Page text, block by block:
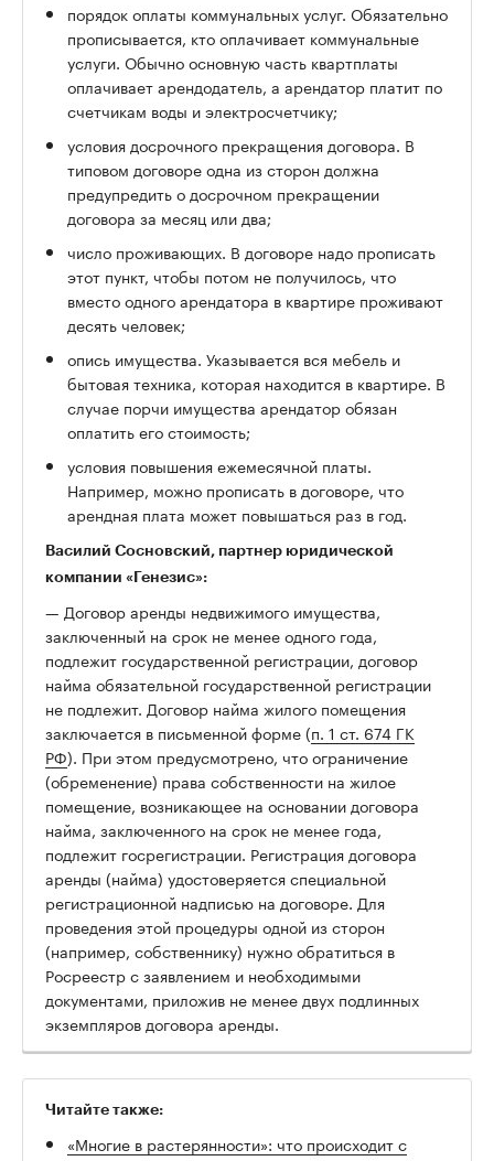
порядок оплаты коммунальных услуг. Обязательно
прописывается, кто оплачивает коммунальные
услуги. Обычно основную часть квартплаты
оплачивает арендодатель, а арендатор платит по
счетчикам воды и электросчетчику;
условия досрочного прекращения договора. В
типовом договоре одна из сторон должна
предупредить о досрочном прекращении
договора за месяц или два;
число проживающих. В договоре надо прописать
этот пункт, чтобы потом не получилось, что
вместо одного арендатора в квартире проживают
десять человек;
опись имущества. Указывается вся мебель и
бытовая техника, которая находится в квартире. В
случае порчи имущества арендатор обязан
оплатить его стоимость;
условия повышения ежемесячной платы.
Например, можно прописать в договоре, что
арендная плата может повышаться раз в год.
Василий Сосновский, партнер юридической
компании «Генезис»:
— Договор аренды недвижимого имущества,
заключенный на срок не менее одного года,
подлежит государственной регистрации, договор
найма обязательной государственной регистрации
не подлежит. Договор найма жилого помещения
заключается в письменной форме (п. 1 ст. 674 ГК
РФ). При этом предусмотрено, что ограничение
(обременение) права собственности на жилое
помещение, возникающее на основании договора
найма, заключенного на срок не менее года,
подлежит госрегистрации. Регистрация договора
аренды (найма) удостоверяется специальной
регистрационной надписью на договоре. Для
проведения этой процедуры одной из сторон
(например, собственнику) нужно обратиться в
Росреестр с заявлением и необходимыми
документами, приложив не менее двух подлинных
экземпляров договора аренды.
Читайте также:
«Многие в растерянности»: что происходит с